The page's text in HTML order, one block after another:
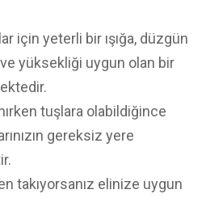
için yeterli bir ışığa, düzgün
yüksekliği uygun olan bir
tuşlara olabildiğince
gereksiz yere
takıyorsanız elinize uygun